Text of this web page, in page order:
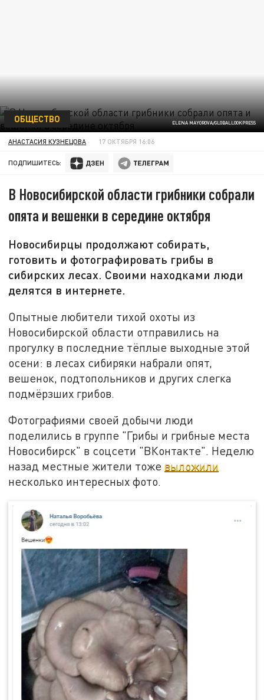
ELENA MAYOROVA/GLOBALLOOKPRESS
ОБЩЕСТВО
АНАСТАСИЯ КУЗНЕЦОВА 17 ОКТЯБРЯ 16:06
ПОДПИШИТЕСЬ:
В Новосибирской области грибники собрали
опята и вешенки в середине октября
Новосибирцы продолжают собирать,
готовить и фотографировать грибы в
сибирских лесах. Своими находками люди
делятся в интернете.
Опытные любители тихой охоты из
Новосибирской области отправились на
прогулку в последние тёплые выходные этой
осени: в лесах сибиряки набрали опят,
вешенок, подтопольников и других слегка
подмёрзших грибов.
Фотографиями своей добычи люди
поделились в группе "Грибы и грибные места
Новосибирск" в соцсети "ВКонтакте". Неделю
назад местные жители тоже выложили
несколько интересных фото.